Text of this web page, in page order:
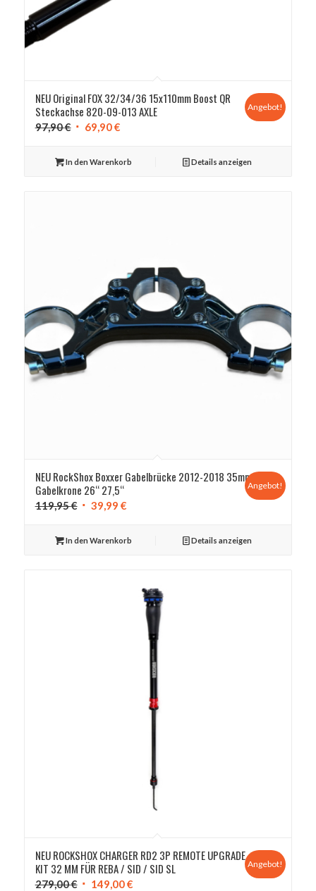
NEU Original FOX 32/34/36 15x110mm Boost QR
Steckachse 820-09-013 AXLE
97,90€ Ursprünglicher
war:
69,90€Aktueller
ist:
Angebot!
In den Warenkorb Details anzeigen
NEU RockShox Boxxer Gabelbrücke 2012-2018 35mm
Gabelkrone 26“ 27,5“
119,95€ Ursprünglicher
war:
39,99 €Aktueller
ist:
Angebot!
In den Warenkorb Details anzeigen
NEU ROCKSHOX CHARGER RD2 3P REMOTE UPGRADE
KIT 32 MM FÜR REBA / SID / SID SL
279,00€ Ursprünglicher
149,00€Aktueller
Angebot!